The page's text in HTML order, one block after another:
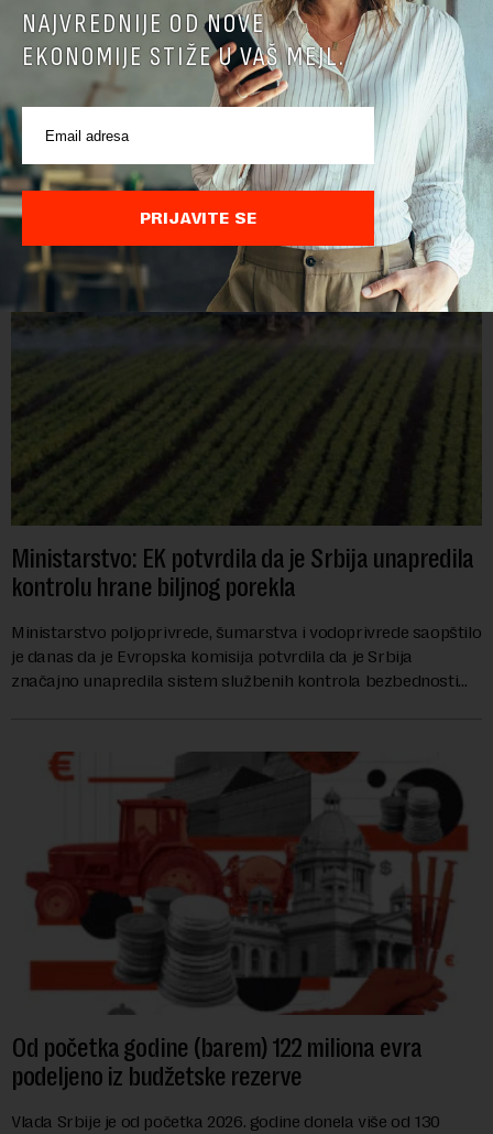
POVEZANI SADRŽAJI
Ministarstvo: EK potvrdila da je Srbija unapredila
kontrolu hrane biljnog porekla
Ministarstvo poljoprivrede, šumarstva i vodoprivrede saopštilo
je danas da je Evropska komisija potvrdila da je Srbija
značajno unapredila sistem službenih kontrola bezbednosti
Od početka godine (barem) 122 miliona evra
podeljeno iz budžetske rezerve
Vlada Srbije je od početka 2026. godine donela više od 130
NAJVREDNIJE OD NOVE
EKONOMIJE STIŽE U VAŠ MEJL.
PRIJAVITE SE